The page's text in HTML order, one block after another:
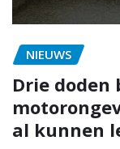
NIEUWS
Drie doden
al kunnen